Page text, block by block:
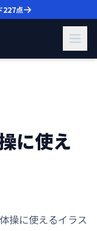
227点
に使え
操に使えるイラス